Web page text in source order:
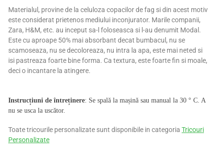
Materialul, provine de la celuloza copacilor de fag si din acest motiv
este considerat prietenos mediului inconjurator. Marile companii,
Zara, H&M, etc. au inceput sa-l foloseasca si l-au denumit Modal.
Este cu aproape 50% mai absorbant decat bumbacul, nu se
scamoseaza, nu se decoloreaza, nu intra la apa, este mai neted si
isi pastreaza foarte bine forma. Ca textura, este foarte fin si moale,
deci o incantare la atingere.
Instrucțiuni de întreținere: Se spală la mașină sau manual la 30 ° C. A
nu se usca la uscător.
Toate tricourile personalizate sunt disponibile in categoria Tricouri
Personalizate